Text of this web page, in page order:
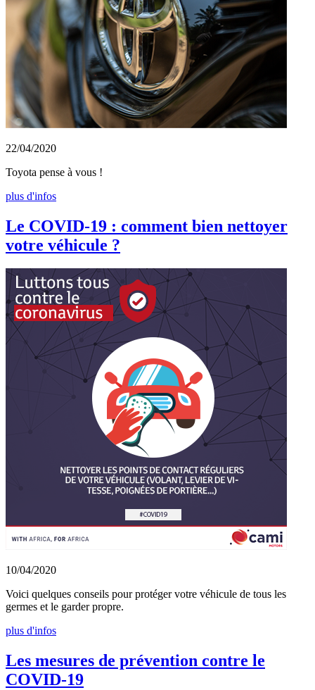
22/04/2020
Toyota pense à vous !
plus d'infos
Le COVID-19 : comment bien nettoyer
votre véhicule ?
10/04/2020
Voici quelques conseils pour protéger votre véhicule de tous les
germes et le garder propre.
plus d'infos
Les mesures de prévention contre le
COVID-19